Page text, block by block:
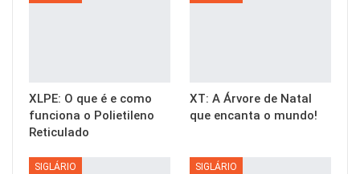
XLPE: O que é e como
funciona o Polietileno
Reticulado
XT: A Árvore de Natal
que encanta o mundo!
SIGLÁRIO SIGLÁRIO